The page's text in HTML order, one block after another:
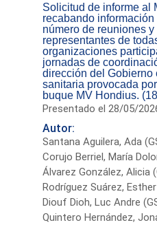
Solicitud de informe al
recabando información
número de reuniones
representantes de
organizaciones
jornadas de
dirección del
sanitaria provocada
buque MV Hondius.
Presentado el 28/05/
Autor:
Santana Aguilera, Ada
Corujo Berriel, María
Álvarez González, Alicia
Rodríguez Suárez,
Diouf Dioh, Luc Andre
Quintero Hernández,